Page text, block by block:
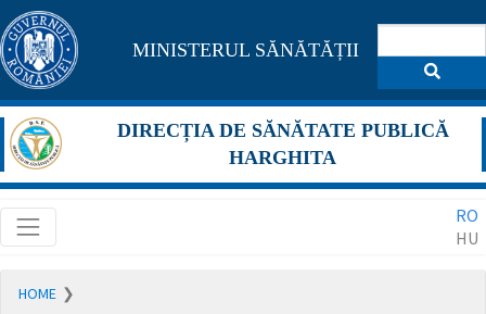
Pagina
maghiară
se
află
în
construcție
Redirecționare
MINISTERUL SĂNĂTĂȚII
DIRECȚIA DE SĂNĂTATE PUBLICĂ
HARGHITA
RO
HU
HOME